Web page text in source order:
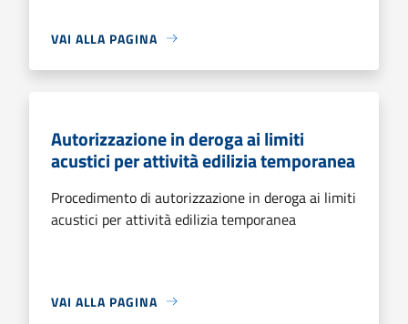
VAI ALLA PAGINA
Autorizzazione in deroga ai limiti
acustici per attività edilizia temporanea
Procedimento di autorizzazione in deroga ai limiti
acustici per attività edilizia temporanea
VAI ALLA PAGINA